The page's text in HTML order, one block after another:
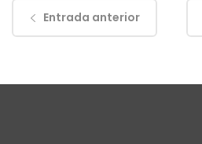
Entrada anterior